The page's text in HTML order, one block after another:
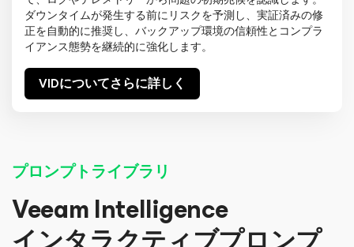
ダウンタイムが発生する前にリスクを予測し、実証済みの修
正を自動的に推奨し、バックアップ環境の信頼性とコンプラ
イアンス態勢を継続的に強化します。
VIDについてさらに詳しく
プロンプトライブラリ
Veeam Intelligence